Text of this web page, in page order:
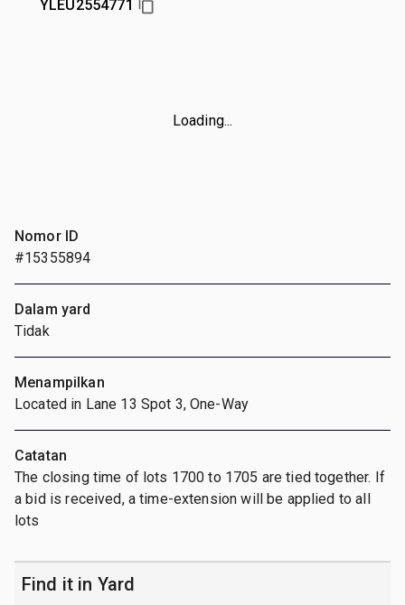
YLEU2554771
Loading...
Nomor ID
#15355894
Dalam yard
Tidak
Menampilkan
Located in Lane 13 Spot 3, One-Way
Catatan
The closing time of lots 1700 to 1705 are tied together. If
a bid is received, a time-extension will be applied to all
lots
Find it in Yard